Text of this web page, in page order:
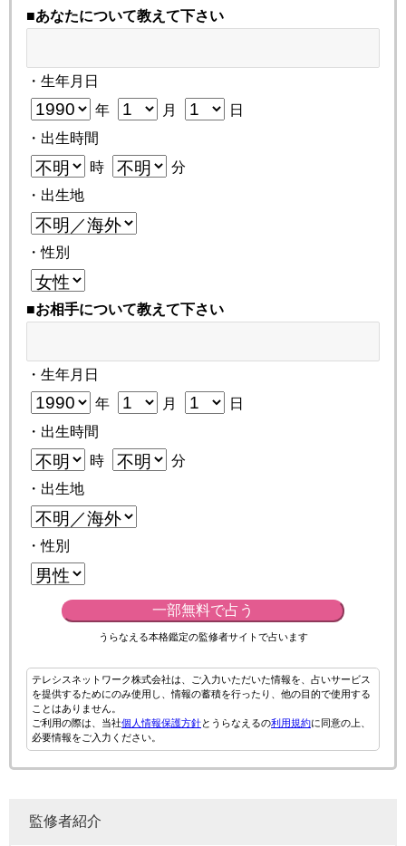
■あなたについて教えて下さい
・生年月日
年 月
日
・出生時間
時
分
・出生地
・性別
■お相手について教えて下さい
・生年月日
年 月
日
・出生時間
時
分
・出生地
・性別
一部無料で占う
うらなえる本格鑑定の監修者サイトで占います
テレシスネットワーク株式会社は、ご入力いただいた情報を、占いサービス
を提供するためにのみ使用し、情報の蓄積を行ったり、他の目的で使用する
ことはありません。
ご利用の際は、当社個人情報保護方針とうらなえるの利用規約に同意の上、
必要情報をご入力ください。
監修者紹介